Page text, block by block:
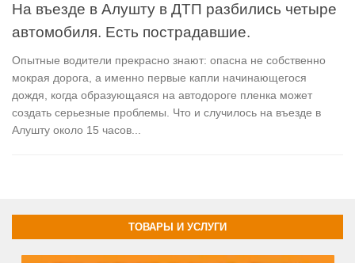
На въезде в Алушту в ДТП разбились четыре
автомобиля. Есть пострадавшие.
Опытные водители прекрасно знают: опасна не собственно
мокрая дорога, а именно первые капли начинающегося
дождя, когда образующаяся на автодороге пленка может
создать серьезные проблемы. Что и случилось на въезде в
Алушту около 15 часов...
ТОВАРЫ И УСЛУГИ